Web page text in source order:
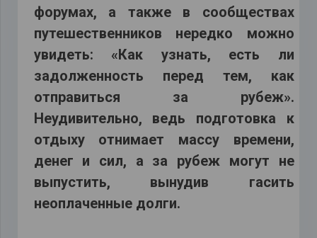
форумах, а также в сообществах
путешественников нередко можно
увидеть: «Как узнать, есть ли
задолженность перед тем, как
отправиться за рубеж».
Неудивительно, ведь подготовка к
отдыху отнимает массу времени,
денег и сил, а за рубеж могут не
выпустить, вынудив гасить
неоплаченные долги.